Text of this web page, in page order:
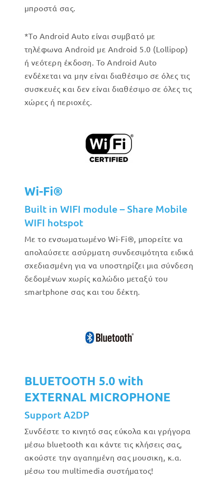
μπροστά σας.
*Το Android Auto είναι συμβατό με
τηλέφωνα Android με Android 5.0 (Lollipop)
ή νεότερη έκδοση. Το Android Auto
ενδέχεται να μην είναι διαθέσιμο σε όλες τις
συσκευές και δεν είναι διαθέσιμο σε όλες τις
χώρες ή περιοχές.
Wi-Fi®
Built in WIFI module – Share Mobile
WIFI hotspot
Με το ενσωματωμένο Wi-Fi®, μπορείτε να
απολαύσετε ασύρματη συνδεσιμότητα ειδικά
σχεδιασμένη για να υποστηρίζει μια σύνδεση
δεδομένων χωρίς καλώδιο μεταξύ του
smartphone σας και του δέκτη.
BLUETOOTH 5.0 with
EXTERNAL MICROPHONE
Support A2DP
Συνδέστε το κινητό σας εύκολα και γρήγορα
μέσω bluetooth και κάντε τις κλήσεις σας,
ακούστε την αγαπημένη σας μουσικη, κ.α.
μέσω του multimedia συστήματος!